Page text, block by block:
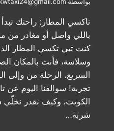
تاكسي المطار: راحتك
باللي واصل أو مغادر من
كنت تبي تكسي المطار
وسلاسة، فأنت بالمكان
السريع، الرحلة من
تجربة! سوالفنا اليوم عن
الكويت، وكيف نقدر
شربة…